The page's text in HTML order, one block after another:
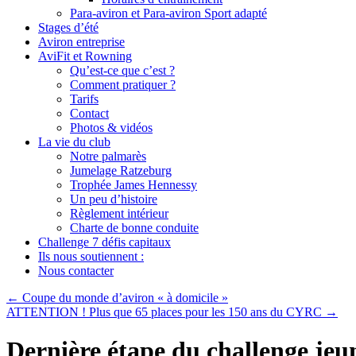
Para-aviron et Para-aviron Sport adapté
Stages d’été
Aviron entreprise
AviFit et Rowning
Qu’est-ce que c’est ?
Comment pratiquer ?
Tarifs
Contact
Photos & vidéos
La vie du club
Notre palmarès
Jumelage Ratzeburg
Trophée James Hennessy
Un peu d’histoire
Règlement intérieur
Charte de bonne conduite
Challenge 7 défis capitaux
Ils nous soutiennent :
Nous contacter
← Coupe du monde d’aviron « à domicile »
ATTENTION ! Plus que 65 places pour les 150 ans du CYRC →